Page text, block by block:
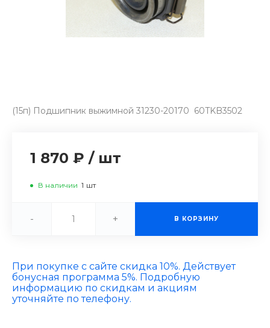
(15п) Подшипник выжимной 31230-20170 60TKB3502
1 870 ₽ / шт
В наличии 1 шт
- + В КОРЗИНУ
При покупке с сайте скидка 10%. Действует
бонусная программа 5%. Подробную
информацию по скидкам и акциям
уточняйте по телефону.